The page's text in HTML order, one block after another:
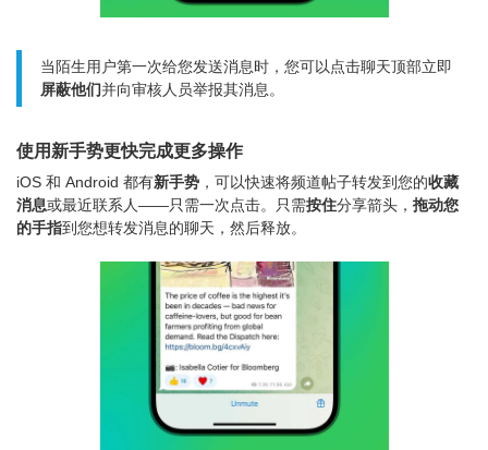
当陌生用户第一次给您发送消息时，您可以点击聊天顶部立即
屏蔽他们并向审核人员举报其消息。
使用新手势更快完成更多操作
iOS 和 Android 都有新手势 ，可以快速将频道帖子转发到您的收藏
消息或最近联系人——只需一次点击。只需按住分享箭头， 拖动您
的手指到您想转发消息的聊天，然后释放。